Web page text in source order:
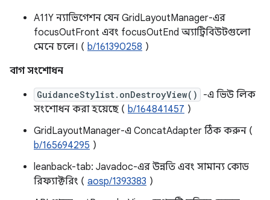
A11Y ন্যাভিগেশন যেন GridLayoutManager-এর
focusOutFront এবং focusOutEnd অ্যাট্রিবিউটগুলো
মেনে চলে। ( b/161390258 )
বাগ সংশোধন
GuidanceStylist.onDestroyView()
-এ ভিউ লিক
সংশোধন করা হয়েছে ( b/164841457 )
GridLayoutManager-এ ConcatAdapter ঠিক করুন (
b/165694295 )
leanback-tab: Javadoc-এর উন্নতি এবং সামান্য কোড
রিফ্যাক্টরিং ( aosp/1393383 )